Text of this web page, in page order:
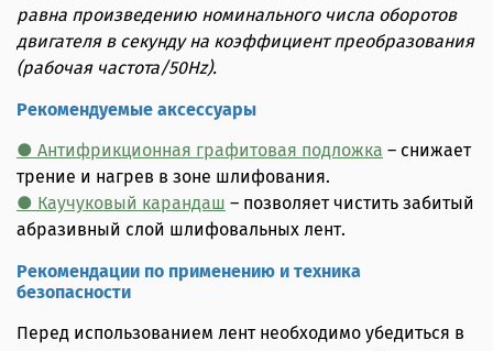
равна произведению номинального числа оборотов
двигателя в секунду на коэффициент преобразования
(рабочая частота/50Hz).
Рекомендуемые аксессуары
● Антифрикционная графитовая подложка – снижает
трение и нагрев в зоне шлифования.
● Каучуковый карандаш – позволяет чистить забитый
абразивный слой шлифовальных лент.
Рекомендации по применению и техника
безопасности
Перед использованием лент необходимо убедиться в